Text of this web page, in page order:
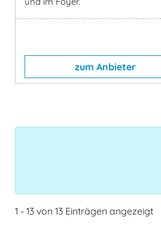
zum Anbieter
1 - 13 von 13 Einträgen angezeigt